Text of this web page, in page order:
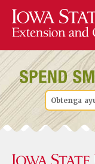
Obtenga